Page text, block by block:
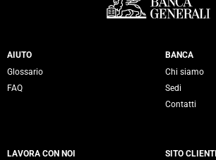
Servizi Banca Generali
AIUTO
Glossario
FAQ
BANCA
Chi siamo
Sedi
Contatti
LAVORA CON NOI
SITO CLIENTI